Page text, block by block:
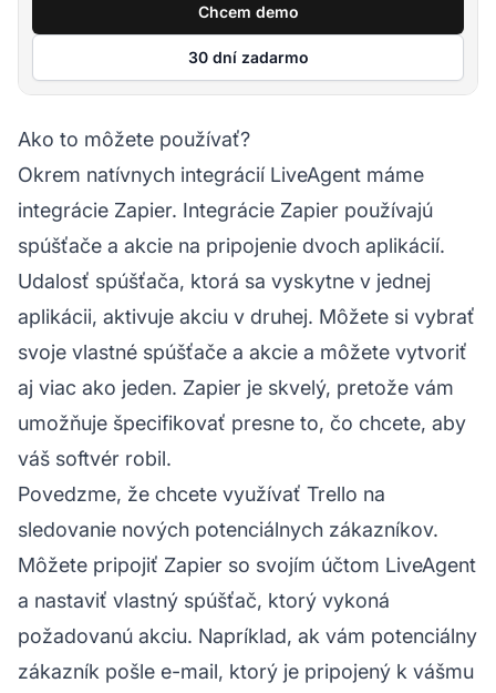
Chcem demo
30 dní zadarmo
Ako to môžete používať?
Okrem natívnych integrácií LiveAgent máme
integrácie Zapier. Integrácie Zapier používajú
spúšťače a akcie na pripojenie dvoch aplikácií.
Udalosť spúšťača, ktorá sa vyskytne v jednej
aplikácii, aktivuje akciu v druhej. Môžete si vybrať
svoje vlastné spúšťače a akcie a môžete vytvoriť
aj viac ako jeden. Zapier je skvelý, pretože vám
umožňuje špecifikovať presne to, čo chcete, aby
váš softvér robil.
Povedzme, že chcete využívať Trello na
sledovanie nových potenciálnych zákazníkov.
Môžete pripojiť Zapier so svojím účtom LiveAgent
a nastaviť vlastný spúšťač, ktorý vykoná
požadovanú akciu. Napríklad, ak vám potenciálny
zákazník pošle e-mail, ktorý je pripojený k vášmu